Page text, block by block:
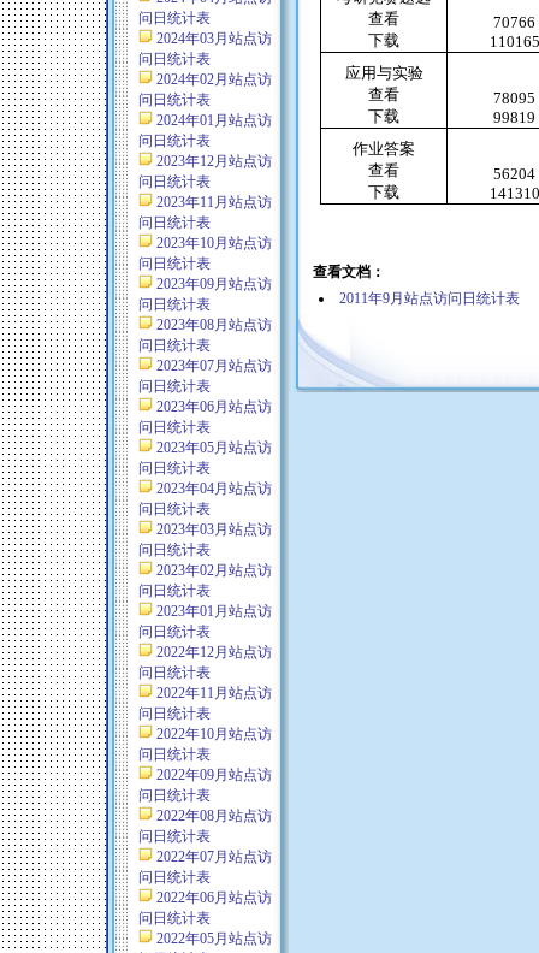
问日统计表
2024年03月站点访
问日统计表
2024年02月站点访
问日统计表
2024年01月站点访
问日统计表
2023年12月站点访
问日统计表
2023年11月站点访
问日统计表
2023年10月站点访
问日统计表
2023年09月站点访
问日统计表
2023年08月站点访
问日统计表
2023年07月站点访
问日统计表
2023年06月站点访
问日统计表
2023年05月站点访
问日统计表
2023年04月站点访
问日统计表
2023年03月站点访
问日统计表
2023年02月站点访
问日统计表
2023年01月站点访
问日统计表
2022年12月站点访
问日统计表
2022年11月站点访
问日统计表
2022年10月站点访
问日统计表
2022年09月站点访
问日统计表
2022年08月站点访
问日统计表
2022年07月站点访
问日统计表
2022年06月站点访
问日统计表
2022年05月站点访
查看
下载
70766
110165
应用与实验
查看
下载
78095
99819
作业答案
查看
下载
56204
141310
查看文档：
2011年9月站点访问日统计表